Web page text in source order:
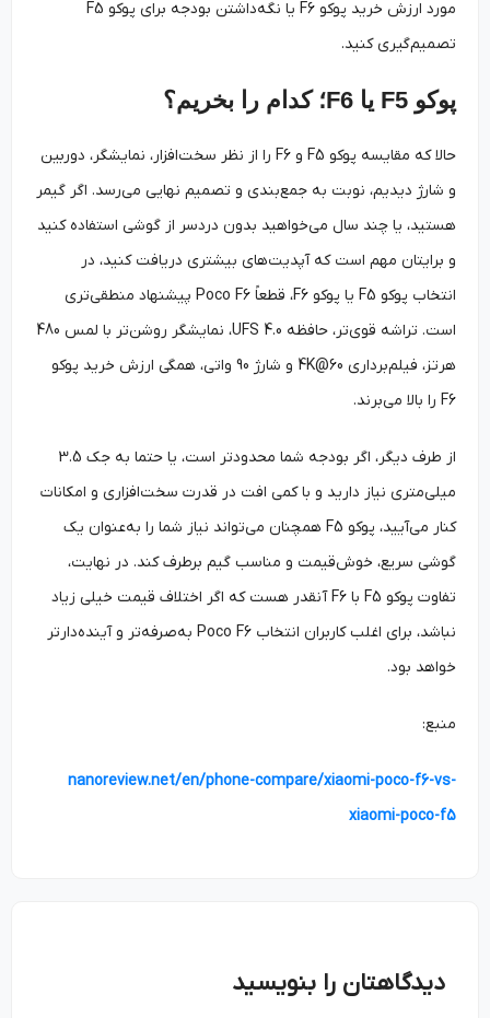
مورد ارزش خرید پوکو F6 یا نگه‌داشتن بودجه برای پوکو F5
تصمیم‌گیری کنید.
پوکو F5 یا F6؛ کدام را بخریم؟
حالا که مقایسه پوکو F5 و F6 را از نظر سخت‌افزار، نمایشگر، دوربین
و شارژ دیدیم، نوبت به جمع‌بندی و تصمیم نهایی می‌رسد. اگر گیمر
هستید، یا چند سال می‌خواهید بدون دردسر از گوشی استفاده کنید
و برایتان مهم است که آپدیت‌های بیشتری دریافت کنید، در
انتخاب پوکو F5 یا پوکو F6، قطعاً Poco F6 پیشنهاد منطقی‌تری
است. تراشه قوی‌تر، حافظه UFS 4.0، نمایشگر روشن‌تر با لمس 480
هرتز، فیلم‌برداری 4K@60 و شارژ 90 واتی، همگی ارزش خرید پوکو
از طرف دیگر، اگر بودجه شما محدودتر است، یا حتما به جک 3.5
میلی‌متری نیاز دارید و با کمی افت در قدرت سخت‌افزاری و امکانات
کنار می‌آیید، پوکو F5 همچنان می‌تواند نیاز شما را به‌عنوان یک
گوشی سریع، خوش‌قیمت و مناسب گیم برطرف کند. در نهایت،
تفاوت پوکو F5 با F6 آنقدر هست که اگر اختلاف قیمت خیلی زیاد
نباشد، برای اغلب کاربران انتخاب Poco F6 به‌صرفه‌تر و آینده‌دارتر
خواهد بود.
منبع:
nanoreview.net/en/phone-compare/xiaomi-poco-f6-vs-
xiaomi-poco-f5
دیدگاهتان را بنویسید